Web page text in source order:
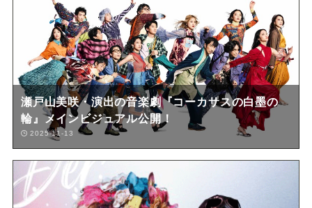
瀬戸山美咲・演出の音楽劇『コーカサスの白墨の
輪』メインビジュアル公開！
2025-11-13